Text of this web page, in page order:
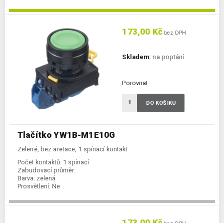
Tlačítko YW1B-M1E10G
Zelené, bez aretace, 1 spínací kontakt
Počet kontaktů: 1 spínací
Zabudovací průměr:
Barva: zelená
Prosvětlení: Ne
173,00 Kč bez DPH
Skladem: na poptání
Porovnat
DO KOŠÍKU